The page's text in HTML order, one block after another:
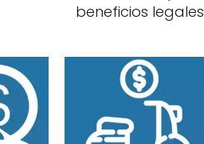
beneficios legales